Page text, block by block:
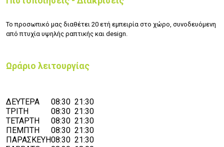
Το προσωπικό μας διαθέτει 20 ετή εμπειρία στο χώρο, συνοδευόμενη
από πτυχία υψηλής ραπτικής και design.
Ωράριο λειτουργίας
ΔΕΥΤΕΡΑ
08:30 21:30
ΤΡΙΤΗ
08:30 21:30
ΤΕΤΑΡΤΗ
08:30 21:30
ΠΕΜΠΤΗ
08:30 21:30
ΠΑΡΑΣΚΕΥΗ08:30 21:30